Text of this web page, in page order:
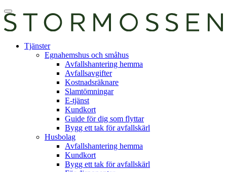
Skip
to
content
Öppna
huvudmeny
tjänst
Tjänster
Egnahemshus och småhus
Avfallshantering hemma
Avfallsavgifter
Kostnadsräknare
Slamtömningar
E-tjänst
Kundkort
Guide för dig som flyttar
Bygg ett tak för avfallskärl
Husbolag
Avfallshantering hemma
Kundkort
Bygg ett tak för avfallskärl